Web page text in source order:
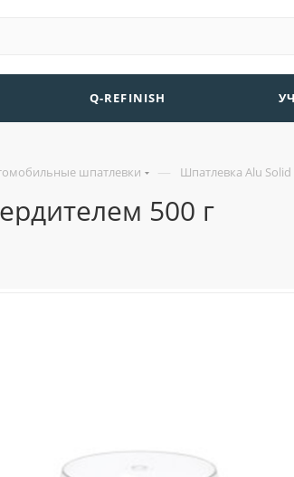
Q-REFINISH
шпатлевки — Шпатлевка Alu Solid
500 г